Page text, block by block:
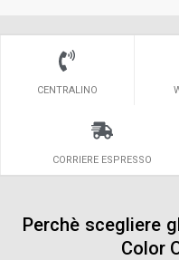
CENTRALINO
CORRIERE ESPRESSO
Perchè scegliere
Color